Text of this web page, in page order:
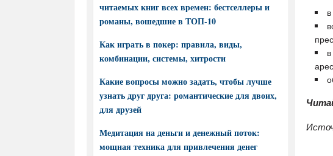
читаемых книг всех времен: бестселлеры и
романы, вошедшие в ТОП-10
Как играть в покер: правила, виды,
комбинации, системы, хитрости
Какие вопросы можно задать, чтобы лучше
узнать друг друга: романтические для двоих,
для друзей
Медитация на деньги и денежный поток:
мощная техника для привлечения денег